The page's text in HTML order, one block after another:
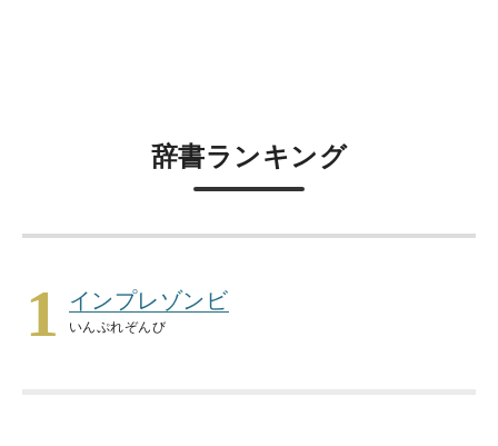
辞書ランキング
1 インプレゾンビ
いんぷれぞんび